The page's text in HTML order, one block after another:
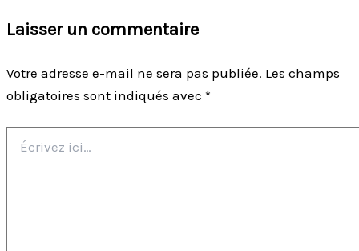
Laisser un commentaire
Votre adresse e-mail ne sera pas publiée. Les champs
obligatoires sont indiqués avec *
ici…